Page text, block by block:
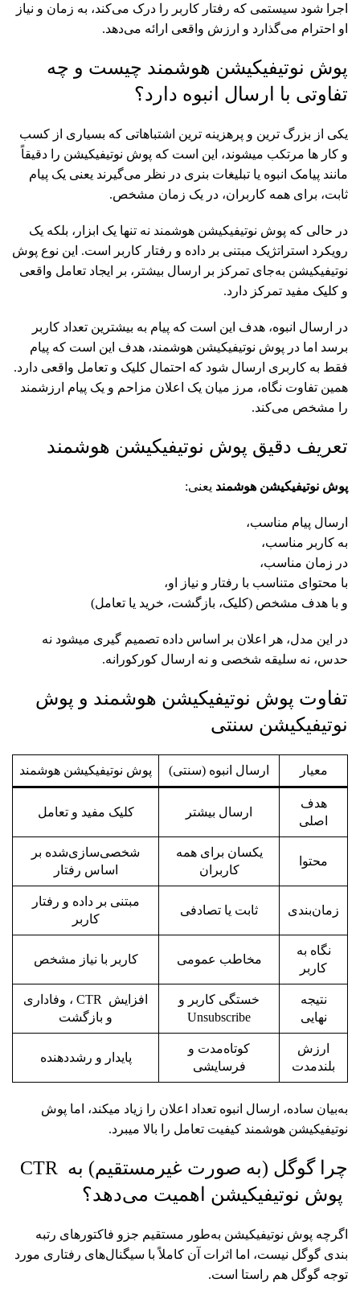
اجرا شود سیستمی که رفتار کاربر را درک می‌کند، به زمان و نیاز
او احترام می‌گذارد و ارزش واقعی ارائه می‌دهد.
پوش نوتیفیکیشن هوشمند چیست و چه
تفاوتی با ارسال انبوه دارد؟
یکی از بزرگ ترین و پرهزینه ترین اشتباهاتی که بسیاری از کسب
و کار ها مرتکب میشوند، این است که پوش نوتیفیکیشن را دقیقاً
مانند پیامک انبوه یا تبلیغات بنری در نظر می‌گیرند یعنی یک پیام
ثابت، برای همه کاربران، در یک زمان مشخص.
در حالی‌ که پوش نوتیفیکیشن هوشمند نه تنها یک ابزار، بلکه یک
رویکرد استراتژیک مبتنی بر داده و رفتار کاربر است. این نوع پوش
نوتیفیکیشن به‌جای تمرکز بر ارسال بیشتر، بر ایجاد تعامل واقعی
و کلیک مفید تمرکز دارد.
در ارسال انبوه، هدف این است که پیام به بیشترین تعداد کاربر
برسد اما در پوش نوتیفیکیشن هوشمند، هدف این است که پیام
فقط به کاربری ارسال شود که احتمال کلیک و تعامل واقعی دارد.
همین تفاوت نگاه، مرز میان یک اعلان مزاحم و یک پیام ارزشمند
را مشخص می‌کند.
تعریف دقیق پوش نوتیفیکیشن هوشمند
پوش نوتیفیکیشن هوشمند یعنی:
ارسال پیام مناسب،
به کاربر مناسب،
در زمان مناسب،
با محتوای متناسب با رفتار و نیاز او،
و با هدف مشخص (کلیک، بازگشت، خرید یا تعامل)
در این مدل، هر اعلان بر اساس داده تصمیم گیری میشود نه
حدس، نه سلیقه شخصی و نه ارسال کورکورانه.
تفاوت پوش نوتیفیکیشن هوشمند و پوش
نوتیفیکیشن سنتی
معیار ارسال انبوه (سنتی) پوش نوتیفیکیشن هوشمند
هدف
اصلی
ارسال بیشتر کلیک مفید و تعامل
محتوا
یکسان برای همه
کاربران
شخصی‌سازی‌شده بر
اساس رفتار
زمان‌بندی ثابت یا تصادفی
مبتنی بر داده و رفتار
کاربر
نگاه به
کاربر
مخاطب عمومی کاربر با نیاز مشخص
نتیجه
نهایی
خستگی کاربر و
Unsubscribe
افزایش CTR ، وفاداری
و بازگشت
ارزش
بلندمدت
کوتاه‌مدت و
فرسایشی
پایدار و رشددهنده
به‌بیان ساده، ارسال انبوه تعداد اعلان را زیاد میکند، اما پوش
نوتیفیکیشن هوشمند کیفیت تعامل را بالا میبرد.
چرا گوگل (به صورت غیرمستقیم) به CTR
پوش نوتیفیکیشن اهمیت می‌دهد؟
اگرچه پوش نوتیفیکیشن به‌طور مستقیم جزو فاکتورهای رتبه
بندی گوگل نیست، اما اثرات آن کاملاً با سیگنال‌های رفتاری مورد
توجه گوگل هم راستا است.